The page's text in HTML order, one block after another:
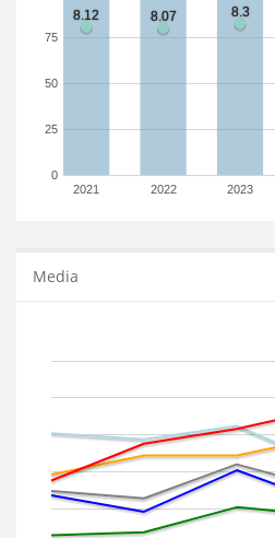
2021 2022 2023
0
25
50
75
Media